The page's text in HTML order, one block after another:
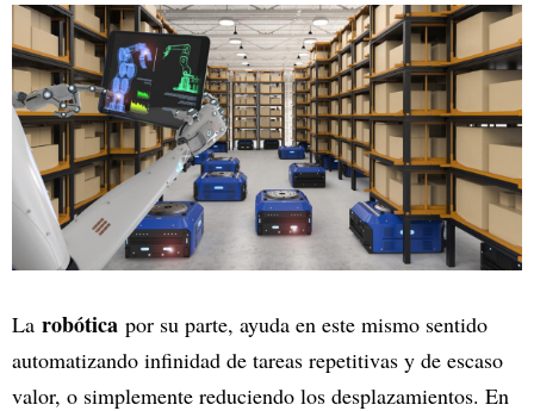
La robótica por su parte, ayuda en este mismo sentido
automatizando infinidad de tareas repetitivas y de escaso
valor, o simplemente reduciendo los desplazamientos. En